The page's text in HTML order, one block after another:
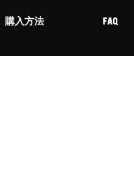
購入方法 FAQ